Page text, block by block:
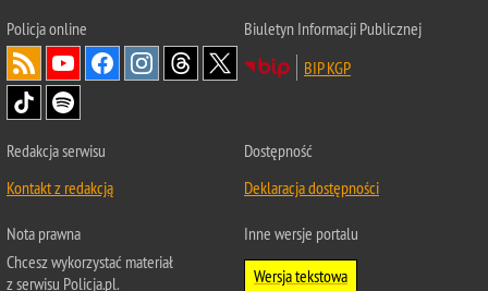
Policjaonline
Biuletyn Informacji Publicznej
BIP KGP
Redakcja serwisu
Kontakt z redakcją
Dostępność
Deklaracja dostępności
Nota prawna
Chcesz wykorzystać materiał
z serwisu Policja.pl.
Inne wersje portalu
Wersja tekstowa